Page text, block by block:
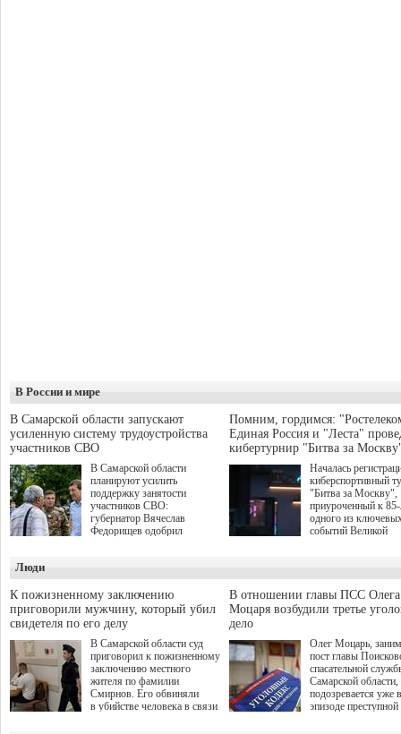
В России и мире
В Самарской области запускают
усиленную систему трудоустройства
участников СВО
В Самарской области
планируют усилить
поддержку занятости
участников СВО:
губернатор Вячеслав
Федорищев одобрил
Живайкина, направленные
на трудоустройство и более
спокойную адаптацию к
мирной жизни.
Помним, гордимся:
Единая Россия и "Леста"
кибертурнир "Битва за
Началась
киберспортивный
"Битва за Москву",
приуроченный к
одного из
событий Великой
игре "Мир танков"
выступили
партия "Единая
игровая студия
Люди
К пожизненному заключению
приговорили мужчину, который убил
свидетеля по его делу
В Самарской области суд
приговорил к пожизненному
заключению местного
жителя по фамилии
Смирнов. Его обвиняли
в убийстве человека в связи
В отношении главы ПСС Олега
Моцаря возбудили третье
дело
Олег Моцарь,
пост главы
спасательной
Самарской области,
подозревается уже
эпизоде преступной